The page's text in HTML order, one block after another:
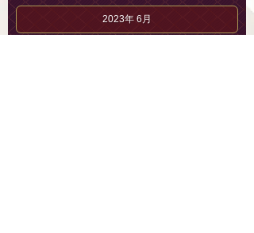
2023年 6月